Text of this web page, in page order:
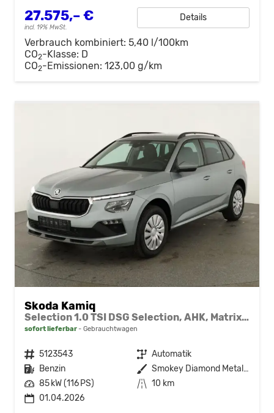
27.575,– €
incl. 19% MwSt.
Details
Verbrauch kombiniert: 5,40 l/100km
CO2-Klasse: D
CO2-Emissionen: 123,00 g/km
Skoda Kamiq
Selection 1.0 TSI DSG Selection, AHK, Matrix, Kamera, Ladeboden, Winter
sofort lieferbar Gebrauchtwagen
Fahrzeugnr. 5123543 Getriebe Automatik
Kraftstoff Benzin Außenfarbe
Smokey Diamond Metallic
Leistung 85 kW (116 PS) Kilometerstand 10 km
01.04.2026